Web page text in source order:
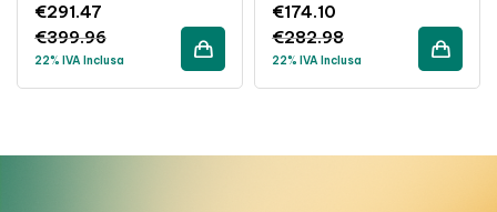
Inox Classe A+
€399.96
€291.47
22% IVA Inclusa
€282.98
€174.10
22% IVA Inclusa